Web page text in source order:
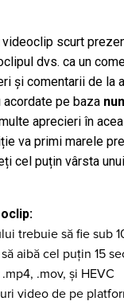
scurt
dvs. ca un
și comentarii de la
pe baza
aprecieri în
va primi marele
cel puțin vârsta
trebuie să fie sub
aibă cel puțin 15
.mov, și HEVC
video de pe